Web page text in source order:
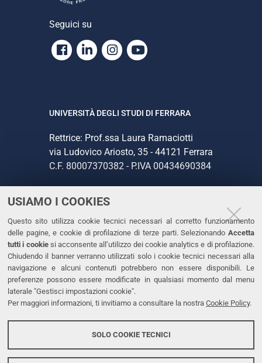
USIAMO I COOKIES
Questo sito utilizza cookie tecnici necessari al corretto funzionamento
delle pagine, e cookie di profilazione di terze parti. Selezionando Accetta
tutti i cookiesi acconsente all’utilizzo dei cookie analytics e di profilazione.
Chiudendo il banner verranno utilizzati solo i cookie tecnici necessari alla
navigazione e alcuni contenuti potrebbero non essere disponibili. Le
preferenze possono essere modificate in qualsiasi momento dal menu
laterale "Gestisci impostazioni cookie".
Per maggiori informazioni, ti invitiamo a consultare la nostra Cookie Policy.
SOLO COOKIE TECNICI
Seguici su
Facebook
LinkedinInstagram
Youtube
UNIVERSITÀ DEGLI STUDI DI FERRARA
Rettrice: Prof.ssa Laura Ramaciotti
via Ludovico Ariosto, 35 - 44121 Ferrara
C.F. 80007370382 - P.IVA 00434690384
CONTATTI
Tel. +39 0532 293111
Fax. +39 0532 293031
PEC
LINKS
Dichiarazione di accessibilità
Protezione dati personali